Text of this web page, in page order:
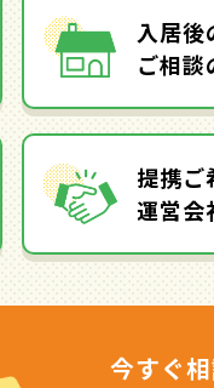
入居後
ご相談
提携ご
運営会
今すぐ